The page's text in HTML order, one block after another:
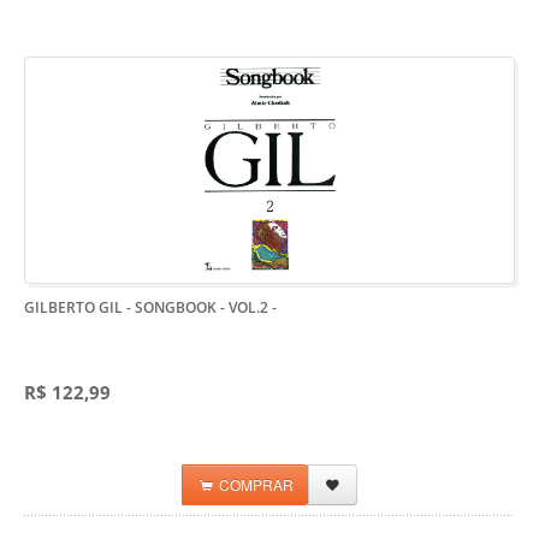
GILBERTO GIL - SONGBOOK - VOL.2-
R$ 122,99
COMPRAR